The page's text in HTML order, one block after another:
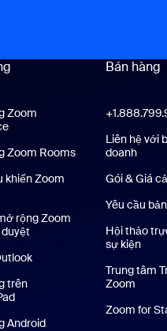
Zoom
Ứng dụng Zoom Workplace
Zoom RoomsỨng dụng Zoom
khiển Zoom
rộng Zoom
trên
Ứng dụng trên iPhone/iPad
AndroidỨng dụng Android
Bán hàng
Liên hệ với
doanh
Gói & Giá cả
Yêu cầu
Hội thảo
sự kiện
Trung tâm
Zoom
Zoom for